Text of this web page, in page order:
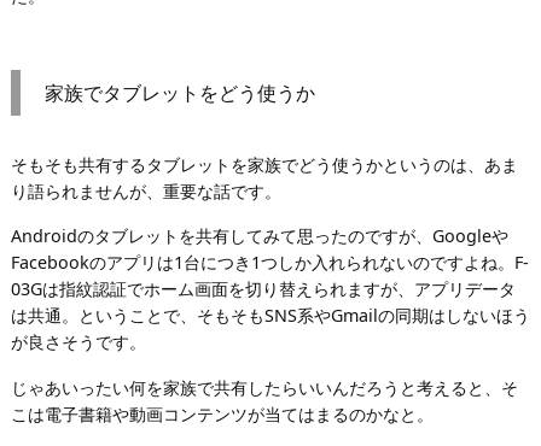
家族でタブレットをどう使うか
そもそも共有するタブレットを家族でどう使うかというのは、あま
り語られませんが、重要な話です。
Androidのタブレットを共有してみて思ったのですが、Googleや
Facebookのアプリは1台につき1つしか入れられないのですよね。F-
03Gは指紋認証でホーム画面を切り替えられますが、アプリデータ
は共通。ということで、そもそもSNS系やGmailの同期はしないほう
が良さそうです。
じゃあいったい何を家族で共有したらいいんだろうと考えると、そ
こは電子書籍や動画コンテンツが当てはまるのかなと。